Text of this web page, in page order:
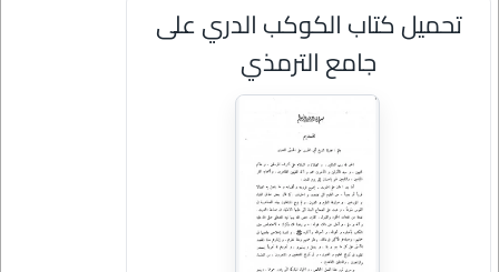
تحميل كتاب الكوكب الدري على
جامع الترمذي